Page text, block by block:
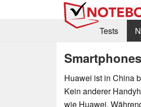
Tests
Huawei ist in China
Kein anderer
wie Huawei.